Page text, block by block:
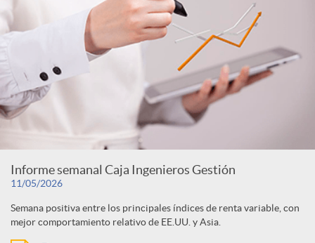
Informe semanal Caja Ingenieros Gestión
11/05/2026
Semana positiva entre los principales índices de renta variable, con
mejor comportamiento relativo de EE.UU. y Asia.